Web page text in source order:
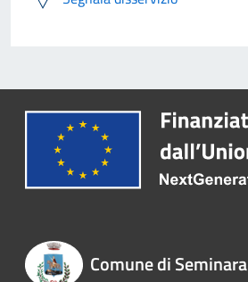
Comune di Seminara